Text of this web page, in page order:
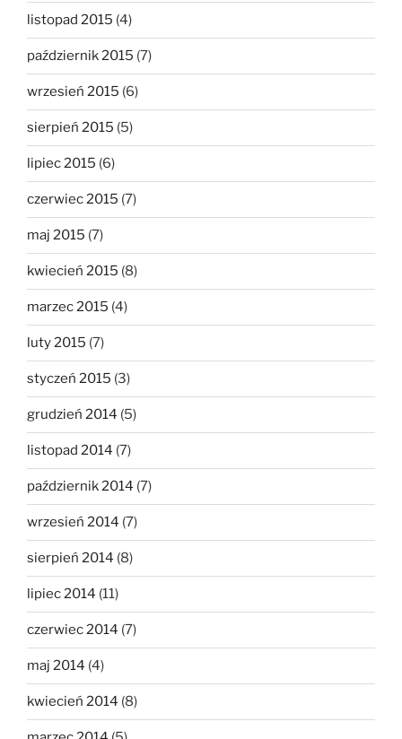
listopad 2015 (4)
październik 2015 (7)
wrzesień 2015 (6)
sierpień 2015 (5)
lipiec 2015 (6)
czerwiec 2015 (7)
maj 2015 (7)
kwiecień 2015 (8)
marzec 2015 (4)
luty 2015 (7)
styczeń 2015 (3)
grudzień 2014 (5)
listopad 2014 (7)
październik 2014 (7)
wrzesień 2014 (7)
sierpień 2014 (8)
lipiec 2014 (11)
czerwiec 2014 (7)
maj 2014 (4)
kwiecień 2014 (8)